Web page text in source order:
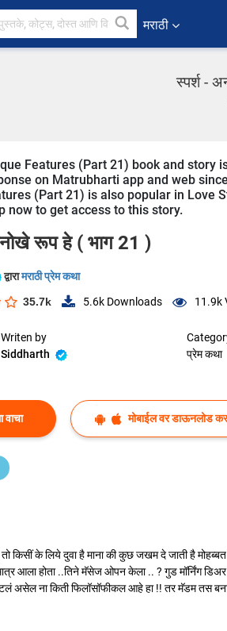
मराठी
स्पर्श -
Features (Part 21) book and
on Matrubharti app and web
(Part 21) is also popular in
now to get access to this story.
रूप हे ( भाग 21 )
द्वारामराठी प्रेम कथा
35.7k 5.6k Downloads 11.9k
Writen by
Siddharth
प्रेम कथा
वाचा मोबाईल वर डाऊनलोड
तो किसीं के लिये दुवा है माना की कुछ जखम दे जाती है
आला होता ..तिने मॅसेज ओपन केला .. ? गुड मॉर्निंग
असेल ना किती फिलॉसॉफीकल आहे हा !! तर मॅडम तस